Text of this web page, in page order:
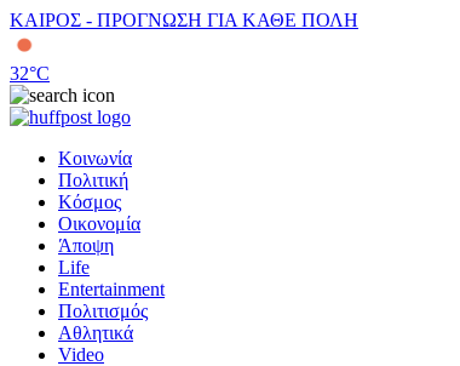
ΚΑΙΡΟΣ - ΠΡΟΓΝΩΣΗ ΓΙΑ ΚΑΘΕ ΠΟΛΗ
32°C
Κοινωνία
Πολιτική
Κόσμος
Οικονομία
Άποψη
Life
Entertainment
Πολιτισμός
Αθλητικά
Video